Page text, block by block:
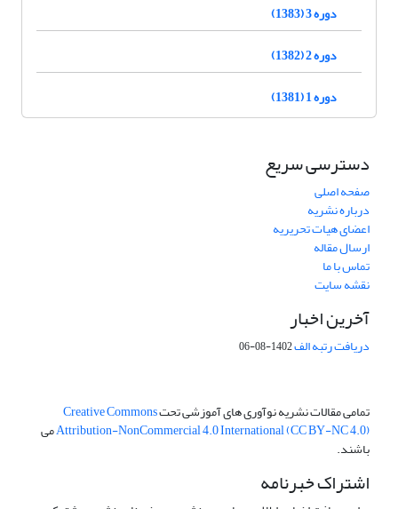
دوره 3 (1383)
دوره 2 (1382)
دوره 1 (1381)
دسترسی سریع
صفحه اصلی
درباره نشریه
اعضای هیات تحریریه
ارسال مقاله
تماس با ما
نقشه سایت
آخرین اخبار
دریافت رتبه الف1402-08-06
تمامی مقالات نشریه نوآوری های آموزشی تحتCreative Commons
Attribution-NonCommercial 4.0 International (CC BY-NC 4.0)می
باشند.
اشتراک خبرنامه